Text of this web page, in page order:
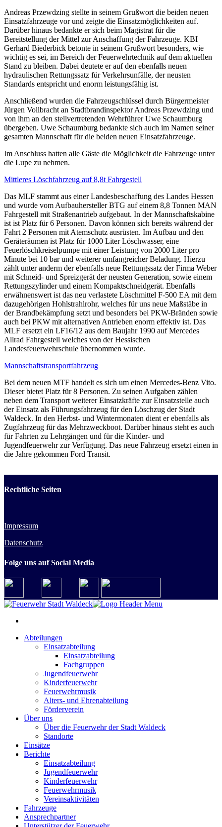
Andreas Przewdzing stellte in seinem Grußwort die beiden neuen
Einsatzfahrzeuge vor und zeigte die Einsatzmöglichkeiten auf.
Darüber hinaus bedankte er sich beim Magistrat für die
Bereitstellung der Mittel zur Anschaffung der Fahrzeuge. KBI
Gerhard Biederbick betonte in seinem Grußwort besonders, wie
wichtig es sei, im Bereich der Feuerwehrtechnik auf dem aktuellen
Stand zu bleiben. Dabei deutete er auf den ebenfalls neuen
hydraulischen Rettungssatz für Verkehrsunfälle, der neusten
Standards entspricht und enorm leistungsfähig ist.
Anschließend wurden die Fahrzeugschlüssel durch Bürgermeister
Jürgen Vollbracht an Stadtbrandinspektor Andreas Przewdzing und
von ihm an den stellvertretenden Wehrführer Uwe Schaumburg
übergeben. Uwe Schaumburg bedankte sich auch im Namen seiner
gesamten Mannschaft für die beiden neuen Einsatzfahrzeuge.
Im Anschluss hatten alle Gäste die Möglichkeit die Fahrzeuge unter
die Lupe zu nehmen.
Mittleres Löschfahrzeug auf 8,8t Fahrgestell
Das MLF stammt aus einer Landesbeschaffung des Landes Hessen
und wurde vom Aufbauhersteller BTG auf einem 8,8 Tonnen MAN
Fahrgestell mit Straßenantrieb aufgebaut. In der Mannschaftskabine
ist ist Platz für 6 Personen. Davon können sich bereits während der
Fahrt 2 Personen mit Atemschutz ausrüsten. Im Aufbau und den
Geräteräumen ist Platz für 1000 Liter Löschwasser, eine
Feuerlöschkreiselpumpe mit einer Leistung von 2000 Liter pro
Minute bei 10 bar und weiterer umfangreicher Beladung. Hierzu
zählt unter anderm der ebenfalls neue Rettungssatz der Firma Weber
mit Schneid- und Spreizgerät der neusten Generation, sowie einem
Rettungszylinder und einem Kompaktschneidgerät. Ebenfalls
erwähnenswert ist das neu verlastete Löschmittel F-500 EA mit dem
dazugehörigen Hohlstrahlrohr, welches für uns neue Maßstäbe in
der Brandbekämpfung setzt und besonders bei PKW-Bränden sowie
auch bei PKW mit alternativen Antrieben enorm effektiv ist. Das
MLF ersetzt ein LF16/12 aus dem Baujahr 1990 auf Mercedes
Allrad Fahrgestell welches von der Hessischen
Landesfeuerwehrschule übernommen wurde.
Mannschaftstransportfahrzeug
Bei dem neuen MTF handelt es sich um einen Mercedes-Benz Vito.
Dieser bietet Platz für 8 Personen. Zu seinen Aufgaben zählen
neben dem Transport weiterer Einsatzkräfte zur Einsatzstelle auch
der Einsatz als Führungsfahrzeug für den Löschzug der Stadt
Waldeck. In den Herbst- und Wintermonaten dient er ebenfalls als
Zugfahrzeug für das Mehrzweckboot. Darüber hinaus steht es auch
für Fahrten zu Lehrgängen und für die Kinder- und
Jugendfeuerwehr zur Verfügung. Das neue Fahrzeug ersetzt einen in
die Jahre gekommen Ford Transit.
Rechtliche Seiten
Impressum
Datenschutz
Folge uns auf Social Media
Abteilungen
Einsatzabteilung
Einsatzabteilung
Fachgruppen
Jugendfeuerwehr
Kinderfeuerwehr
Feuerwehrmusik
Alters- und Ehrenabteilung
Förderverein
Über uns
Über die Feuerwehr der Stadt Waldeck
Standorte
Einsätze
Berichte
Einsatzabteilung
Jugendfeuerwehr
Kinderfeuerwehr
Feuerwehrmusik
Vereinsaktivitäten
Fahrzeuge
Ansprechpartner